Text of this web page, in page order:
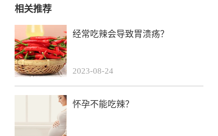
相关推荐
经常吃辣会导致胃溃疡？
2023-08-24
怀孕不能吃辣？